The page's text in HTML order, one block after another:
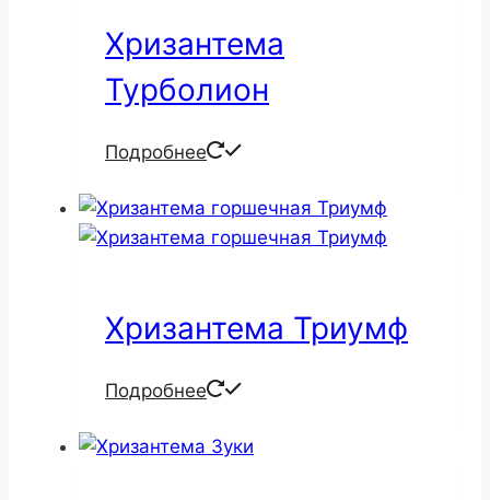
Хризантема
Турболион
Подробнее
Хризантема Триумф
Подробнее